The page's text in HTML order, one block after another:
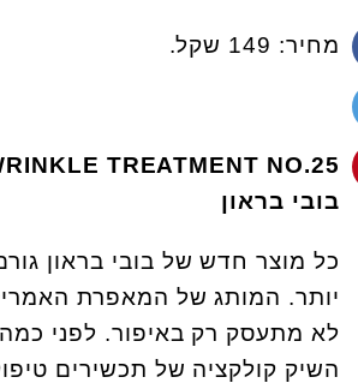
מחיר: 149 שקל.
בובי בראון
כל מוצר חדש של בובי בראון
יותר. המותג של המאפרת
לא מתעסק רק באיפור. לפני
השיק קולקציה של תכשירים